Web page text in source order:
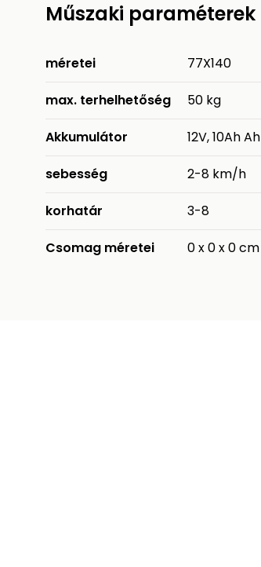
Műszaki paraméterek
méretei 77X140
max. terhelhetőség 50 kg
Akkumulátor 12V, 10Ah Ah
sebesség 2-8 km/h
korhatár 3-8
Csomag méretei 0 x 0 x 0 cm